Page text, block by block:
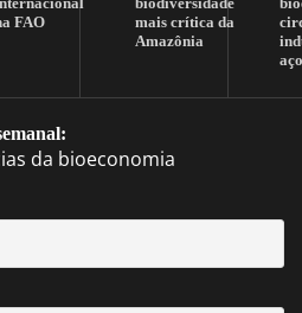
FAO
mais crítica da
Amazônia
da bioeconomia